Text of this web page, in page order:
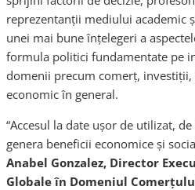
reprezentanții mediului academic
unei mai bune înțelegeri a
formula politici fundamentate pe
domenii precum comerț,
economic în general.
“Accesul la date ușor de utilizat,
genera beneficii economice și
Anabel Gonzalez, Director
Globale în Domeniul